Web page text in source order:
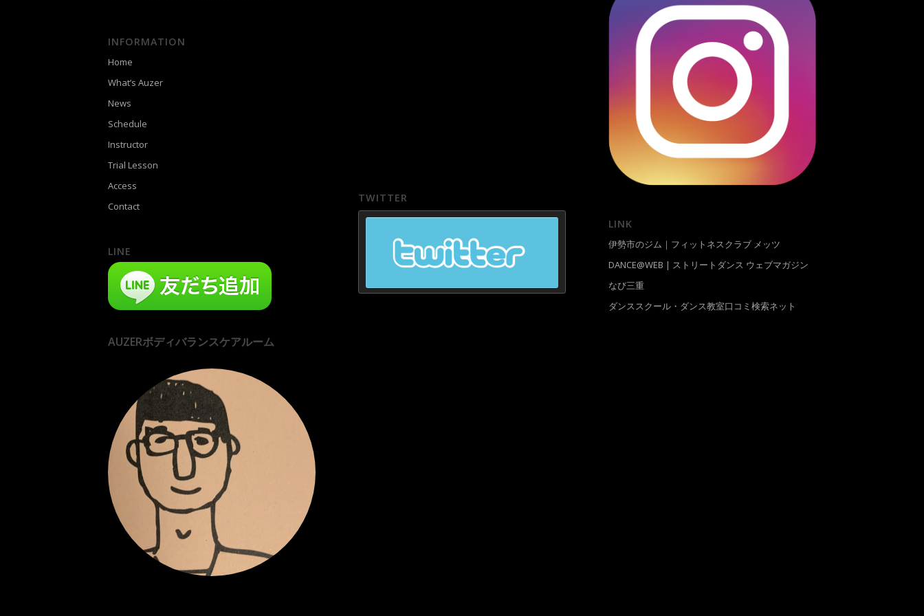
INFORMATION
Home
What’s Auzer
News
Schedule
Instructor
Trial Lesson
Access
Contact
LINE
AUZERボディバランスケアルーム
TWITTER
LINK
伊勢市のジム｜フィットネスクラブ メッツ
DANCE@WEB | ストリートダンス ウェブマガジン
なび三重
ダンススクール・ダンス教室口コミ検索ネット